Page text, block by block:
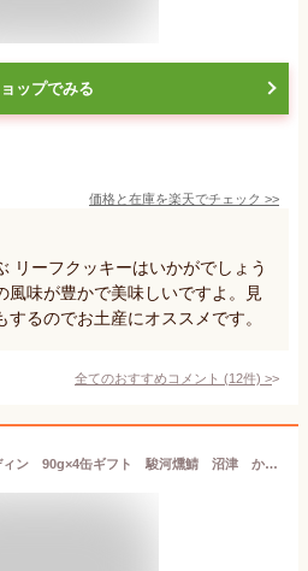
ップでみる
価格と在庫を楽天でチェック >>
リーフクッキーはいかがでしょう
風味が豊かで美味しいですよ。見
るのでお土産にオススメです。
全てのおすすめコメント (12件) >
送料無料 オイルサバディン 90g×4缶ギフト 駿河燻鯖 沼津 かねはちサバ缶 鯖 サバ さば 国産 魚 青魚 缶詰 缶詰め かんづめ 缶 おかず ご飯 具材 ご飯のお供 おとも 酒のあて 酒の肴 つまみ 和食 和風 常備菜 サバ缶ダイエット 味付き 静岡土産 ご当地 md